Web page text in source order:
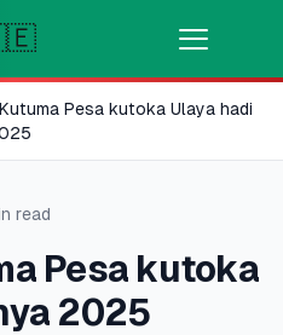
Pesa kutoka Ulaya hadi
read
Pesa kutoka
2025